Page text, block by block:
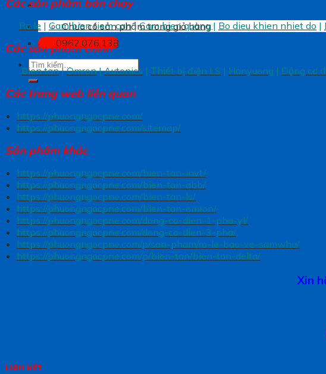
Chưa có sản phẩm trong giỏ hàng.
0962.076.138
Tìm
kiếm:
Các sản phẩm bán chạy
Ro le | Cam bien tiem can|Cam bien quang | Bo dieu khien nhiet do |
Các sản phẩm chính
Bien tan|Omron|Autonics | Thiết bị điện LS | Hanyuong | Động cơ
Các trang web liên quan
https://phuongngocpne.com/
https://phuongngocpne.com/sitemap/
Sản phẩm khác
https://phuongngocpne.com/bien-tan-invt/
https://phuongngocpne.com/bien-tan-abb/
https://phuongngocpne.com/bien-tan-ls/
https://phuongngocpne.com/bien-tan-omron/
https://phuongngocpne.com/dong-co-dien-1-pha-yl/
https://phuongngocpne.com/dong-co-dien-3-pha/
https://phuongngocpne.com/p/san-pham/ro-le-bao-ve-samwha/
https://phuongngocpne.com/p/bien-tan/bien-tan-delta/
Xin
Liên kết